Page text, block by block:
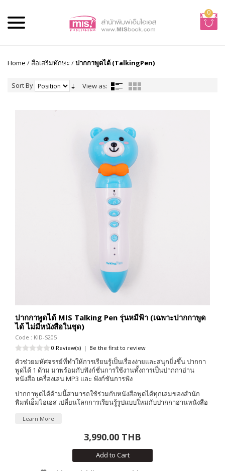
0
Home /สื่อเสริมทักษะ /ปากกาพูดได้ (TalkingPen)
Sort By View as:
ปากกาพูดได้ MIS Talking Pen รุ่นหมีฟ้า (เฉพาะปากกาพูด
ได้ ไม่มีหนังสือในชุด)
Code : KID-S205
0 Review(s) | Be the first to review
ตัวช่วยมหัศจรรย์ที่ทำให้การเรียนรู้เป็นเรื่องง่ายและสนุกยิ่งขึ้น ปากกา
พูดได้ 1 ด้าม มาพร้อมกับฟังก์ชั่นการใช้งานทั้งการเป็นปากกาอ่าน
หนังสือ เครื่องเล่น MP3 และ ฟังก์ชันการฟัง
ปากกาพูดได้ด้ามนี้สามารถใช้ร่วมกับหนังสือพูดได้ทุกเล่มของสำนัก
พิมพ์เอ็มไอเอส เปลี่ยนโลกการเรียนรู้รูปแบบใหม่กับปากกาอ่านหนังสือ
Learn More
3,990.00 THB
Add to Cart